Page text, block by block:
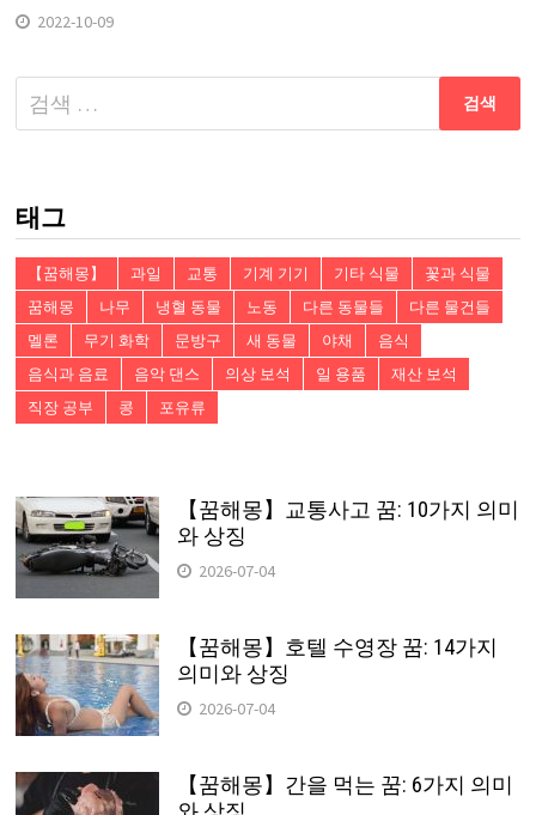
2022-10-09
다
음
태그
【꿈해몽】 과일 교통 기계 기기 기타 식물
꽃과 식물
꿈해몽
나무 냉혈 동물 노동 다른 동물들
다른 물건들
멜론
무기 화학 문방구 새 동물 야채
음식
음식과 음료
음악 댄스 의상 보석 일 용품
재산 보석
직장 공부
콩 포유류
【꿈해몽】교통사고 꿈: 10가지 의미
와 상징
2026-07-04
【꿈해몽】호텔 수영장 꿈: 14가지
의미와 상징
2026-07-04
【꿈해몽】간을 먹는 꿈: 6가지 의미